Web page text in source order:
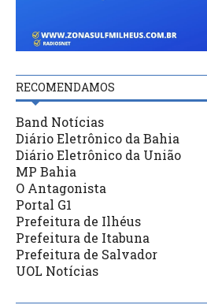
RECOMENDAMOS
Band Notícias
Diário Eletrônico da Bahia
Diário Eletrônico da União
MP Bahia
O Antagonista
Portal G1
Prefeitura de Ilhéus
Prefeitura de Itabuna
Prefeitura de Salvador
UOL Notícias